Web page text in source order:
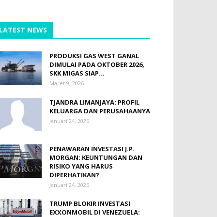
NEWS
PRODUKSI GAS WEST GANAL
DIMULAI PADA OKTOBER 2026,
SKK MIGAS SIAP...
Maret 9, 2026
TJANDRA LIMANJAYA: PROFIL
KELUARGA DAN PERUSAHAANYA
Januari 24, 2026
PENAWARAN INVESTASI J.P.
MORGAN: KEUNTUNGAN DAN
RISIKO YANG HARUS
DIPERHATIKAN?
Januari 24, 2026
TRUMP BLOKIR INVESTASI
EXXONMOBIL DI VENEZUELA: